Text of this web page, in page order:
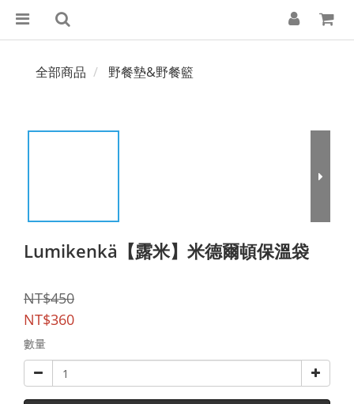
全部商品 野餐墊&野餐籃
Lumikenkä【露米】米德爾頓保溫袋
NT$450
NT$360
數量